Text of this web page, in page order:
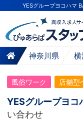
YESグループヨコハマ
神奈川県
風俗ワーク 店舗型
YESグループヨ
い合わせ